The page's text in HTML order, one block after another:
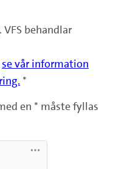
behandlar
se vår information
*
en * måste fyllas